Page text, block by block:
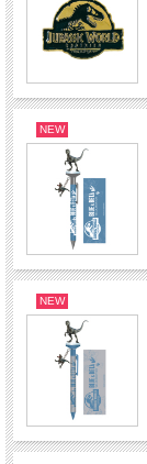
NEW
NEW